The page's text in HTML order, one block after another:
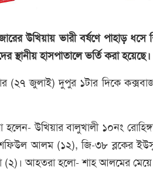
উখিয়ায় ভারী বর্ষণে পাহাড়
স্থানীয় হাসপাতালে ভর্তি করা হয়েছে।
(২৭ জুলাই) দুপুর ১টার দিকে
হলেন- উখিয়ার বালুখালী ১০নং
আলম (১২), জি-৩৮ ব্লকের
(২)। আহতরা হলো- শাহ আলমের